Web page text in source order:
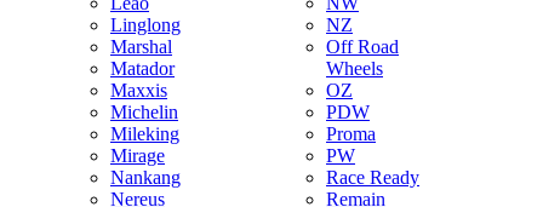
Linglong
Marshal
Matador
Maxxis
Michelin
Mileking
Mirage
Nankang
Nereus
NZ
Off Road
Wheels
OZ
PDW
Proma
PW
Race Ready
Remain